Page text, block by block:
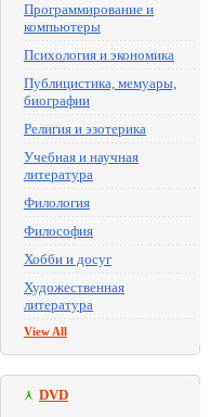
Программирование и
компьютеры
Психология и экономика
Публицистика, мемуары,
биографии
Религия и эзотерика
Учебная и научная
литература
Филология
Философия
Хобби и досуг
Художественная
литература
View All
DVD